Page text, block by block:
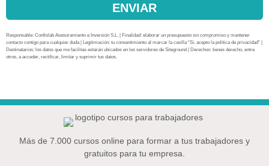
ENVIAR
Responsable: Confislab Asesoramiento e Inversión S.L. | Finalidad: elaborar un presupuesto sin compromiso y mantener
contacto contigo para cualquier duda | Legitimación: tu consentimiento al marcar la casilla “Sí, acepto la política de privacidad” |
Destinatarios: los datos que me facilitas estarán ubicados en los servidores de Siteground | Derechos: tienes derecho, entre
otros, a acceder, rectificar, limitar y suprimir tus datos.
Más de 7.000 cursos online para formar a tus trabajadores y
gratuitos para tu empresa.